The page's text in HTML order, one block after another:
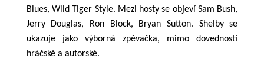
Blues, Wild Tiger Style. Mezi hosty se objeví Sam Bush,
Jerry Douglas, Ron Block, Bryan Sutton. Shelby se
ukazuje jako výborná zpěvačka, mimo dovednosti
hráčské a autorské.